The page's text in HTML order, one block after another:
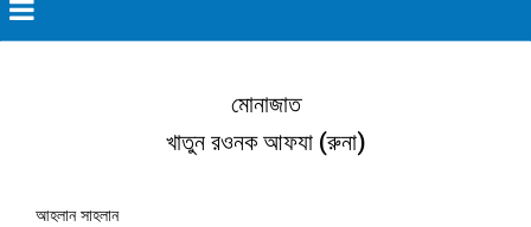
মোনাজাত
খাতুন রওনক আফযা (রুনা)
আহলান সাহলান